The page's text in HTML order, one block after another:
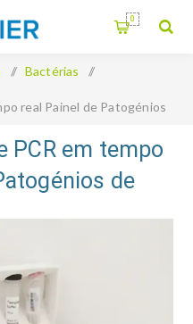
0
/ Bactérias /
real Painel de Patogénios
Caninas
PCR em tempo
de